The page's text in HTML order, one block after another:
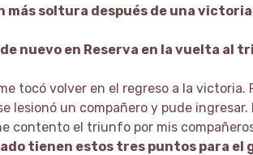
más soltura después de una
nuevo en Reserva en la vuelta al
tocó volver en el regreso a la victoria.
lesionó un compañero y pude
contento el triunfo por mis
tienen estos tres puntos para el